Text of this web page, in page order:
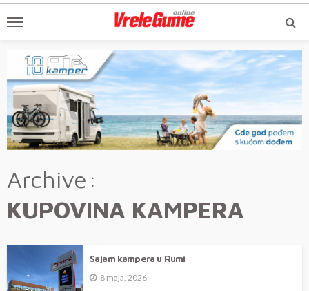
Archive
KUPOVINA KAMPERA
Sajam kampera u Rumi
8 maja, 2026